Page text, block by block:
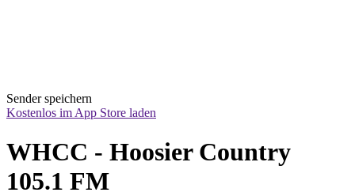
Sender speichern
Kostenlos im App Store laden
WHCC - Hoosier Country
105.1 FM